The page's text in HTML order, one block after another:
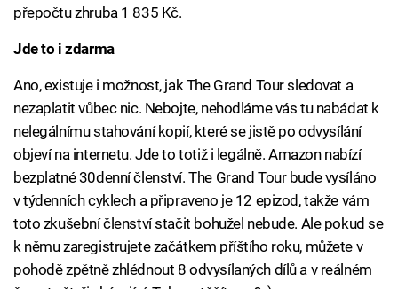
přepočtu zhruba 1 835 Kč.
Jde to i zdarma
Ano, existuje i možnost, jak The Grand Tour sledovat a
nezaplatit vůbec nic. Nebojte, nehodláme vás tu nabádat k
nelegálnímu stahování kopií, které se jistě po odvysílání
objeví na internetu. Jde to totiž i legálně. Amazon nabízí
bezplatné 30denní členství. The Grand Tour bude vysíláno
v týdenních cyklech a připraveno je 12 epizod, takže vám
toto zkušební členství stačit bohužel nebude. Ale pokud se
k němu zaregistrujete začátkem příštího roku, můžete v
pohodě zpětně zhlédnout 8 odvysílaných dílů a v reálném